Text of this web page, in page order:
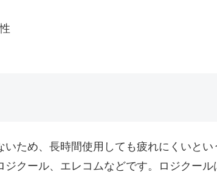
ため、長時間使用しても疲れにくいと
クール、エレコムなどです。ロジクー